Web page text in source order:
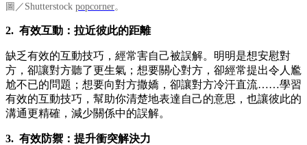
圖／Shutterstock popcorner。
2. 有效互動：拉近彼此的距離
缺乏有效的互動技巧，經常害自己被誤解。明明是想安慰對
方，卻讓對方聽了更生氣；想要關心對方，卻經常提出令人尷
尬不已的問題；想要向對方撒嬌，卻讓對方冷汗直流……學習
有效的互動技巧，幫助你清楚地表達自己的意思，也讓彼此的
溝通更精確，減少關係中的誤解。
3. 有效防禦：提升衝突解決力